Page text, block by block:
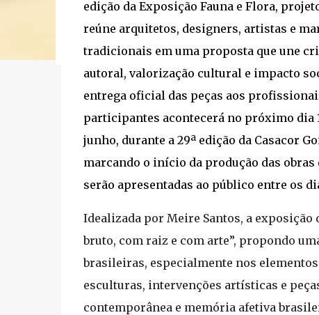
não foi por acaso que ela tomou as redes
dia a dia. É porque é uma pauta que significa
No dia 13 de abril, o presidente Luiz Inácio Lula
edição da Exposição Fauna e Flora,
reúne arquitetos, designers, artistas e
tradicionais em uma proposta que une
autoral, valorização cultural e impacto
entrega oficial das peças aos
participantes acontecerá no próximo dia
junho, durante a 29ª edição da Casacor
marcando o início da produção das obras
serão apresentadas ao público entre os
Idealizada por Meire Santos, a
bruto, com raiz e com arte”, propondo
brasileiras, especialmente nos
esculturas, intervenções artísticas e
contemporânea e memória afetiva